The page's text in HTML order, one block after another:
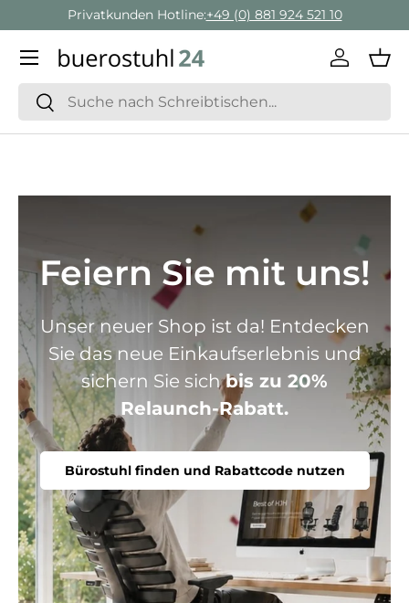
Direkt zum Inhalt
Geschäftskunden Beratung:+ 49 (0) 881 924 521 22
Suchen
Suchen
Menü
Feiern Sie mit uns!
Unser neuer Shop ist da! Entdecken
Sie das neue Einkaufserlebnis und
sichern Sie sichbis zu 20%
Relaunch-Rabatt.
Bürostuhl finden und Rabattcode nutzen